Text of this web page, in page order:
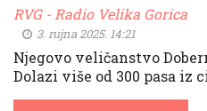
RVG - Radio Velika Gorica
3. rujna 2025. 14:21
Njegovo veličanstvo
Dolazi više od 300 pasa iz